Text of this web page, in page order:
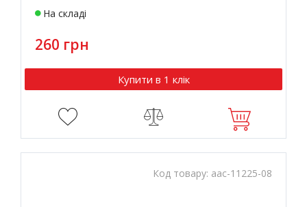
На складі
260 грн
Купити в 1 клік
Код товару: aac-11225-08